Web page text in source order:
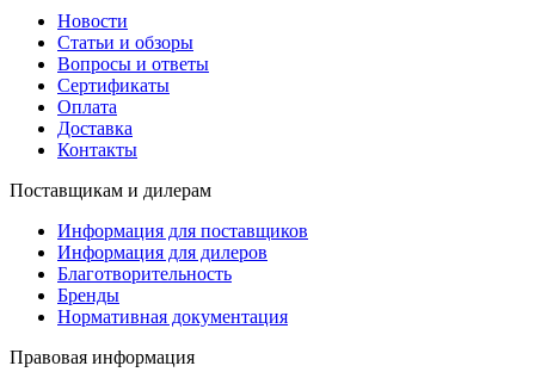
Новости
Статьи и обзоры
Вопросы и ответы
Сертификаты
Оплата
Доставка
Контакты
Поставщикам и дилерам
Информация для поставщиков
Информация для дилеров
Благотворительность
Бренды
Нормативная документация
Правовая информация